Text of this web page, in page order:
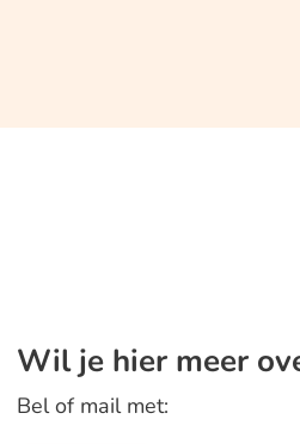
Wil je hier meer
Bel of mail met: